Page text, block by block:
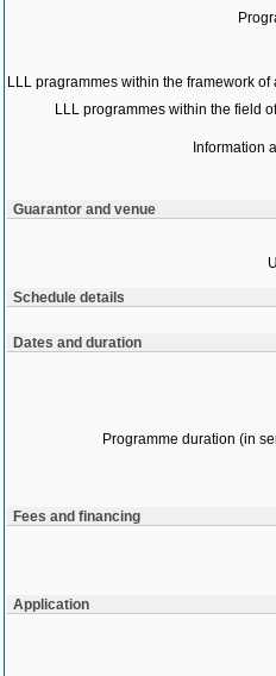
LLL pragrammes within the framework
LLL programmes within the field
Information
Guarantor and venue
Schedule details
Dates and duration
Programme duration (in
Fees and financing
Application